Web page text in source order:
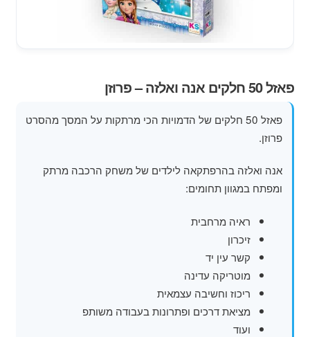
פופים
פאזל 50 חלקים אנה ואלזה – פרוזן
פאזל 50 חלקים של הדמויות הכי מרתקות על המסך מהסרט
פרוזן.
אנה ואלזה בהרפתקאה לילדים של משחק הרכבה מרתק
ומפתח במגוון תחומים:
ראיה מרחבית
זיכרון
קשר עין יד
מוטריקה עדינה
ריכוז וחשיבה עצמאית
מציאת דרכים ופתרונות בעבודה משותפ
ועוד